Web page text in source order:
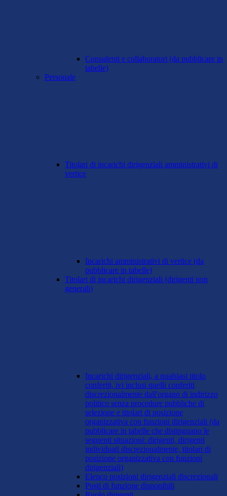
Consulenti e collaboratori (da pubblicare in
tabelle)
Personale
Titolari di incarichi dirigenziali amministrativi di
vertice
Incarichi amministrativi di vertice (da
pubblicare in tabelle)
Titolari di incarichi dirigenziali (dirigenti non
generali)
Incarichi dirigenziali, a qualsiasi titolo
conferiti, ivi inclusi quelli conferiti
discrezionalmente dall'organo di indirizzo
politico senza procedure pubbliche di
selezione e titolari di posizione
organizzativa con funzioni dirigenziali (da
pubblicare in tabelle che distinguano le
seguenti situazioni: dirigenti, dirigenti
individuati discrezionalmente, titolari di
posizione organizzativa con funzioni
dirigenziali)
Elenco posizioni dirigenziali discrezionali
Posti di funzione disponibili